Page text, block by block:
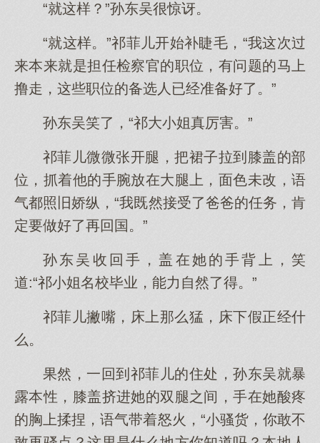
“就这样？”孙东吴很惊讶。
“就这样。”祁菲儿开始补睫毛，“我这次过
来本来就是担任检察官的职位，有问题的马上
撸走，这些职位的备选人已经准备好了。”
孙东吴笑了，“祁大小姐真厉害。”
祁菲儿微微张开腿，把裙子拉到膝盖的部
位，抓着他的手腕放在大腿上，面色未改，语
气都照旧娇纵，“我既然接受了爸爸的任务，肯
定要做好了再回国。”
孙东吴收回手，盖在她的手背上，笑
道:“祁小姐名校毕业，能力自然了得。”
祁菲儿撇嘴，床上那么猛，床下假正经什
么。
果然，一回到祁菲儿的住处，孙东吴就暴
露本性，膝盖挤进她的双腿之间，手在她酸疼
的胸上揉捏，语气带着怒火，“小骚货，你敢不